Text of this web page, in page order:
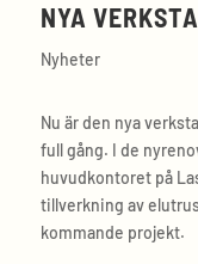
NYA
Nyheter
Nu är den nya
full gång. I de
huvudkontoret på
tillverkning av
kommande projekt.